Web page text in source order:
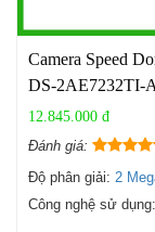
Camera Speed
DS-2AE7232TI-A
12.845.000 đ
Đánh giá:
Độ phân giải: 2
Công nghệ sử dụng: